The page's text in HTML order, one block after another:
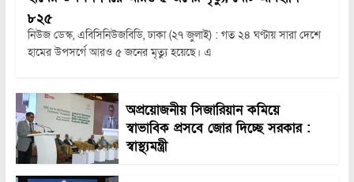
৮২৫
নিউজ ডেস্ক, এবিসিনিউজবিডি, ঢাকা (২৭ জুলাই) : গত ২৪ ঘণ্টায় সারা দেশে
হামের উপসর্গে আরও ৫ জনের মৃত্যু হয়েছে। এ
অপ্রয়োজনীয় সিজারিয়ান কমিয়ে
স্বাভাবিক প্রসবে জোর দিচ্ছে সরকার :
স্বাস্থ্যমন্ত্রী